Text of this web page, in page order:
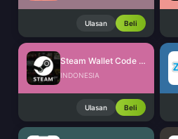
Ulasan Beli
Steam Wallet Code (IDR)
INDONESIA
Ulasan Beli